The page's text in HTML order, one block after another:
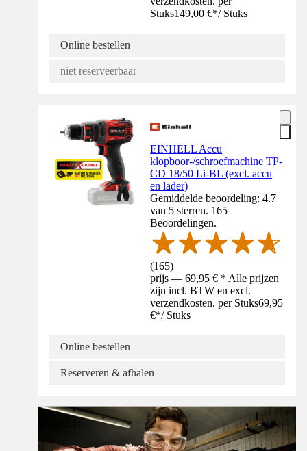
Stuks149,00 €*/ Stuks
Online bestellen
niet reserveerbaar
EINHELL Accu
klopboor-/schroefmachine TP-
CD 18/50 Li-BL (excl. accu
en lader)
Gemiddelde beoordeling: 4.7
van 5 sterren. 165
Beoordelingen.
(165)
prijs — 69,95 € * Alle prijzen
zijn incl. BTW en excl.
verzendkosten. per Stuks69,95
€*/ Stuks
Online bestellen
Reserveren & afhalen